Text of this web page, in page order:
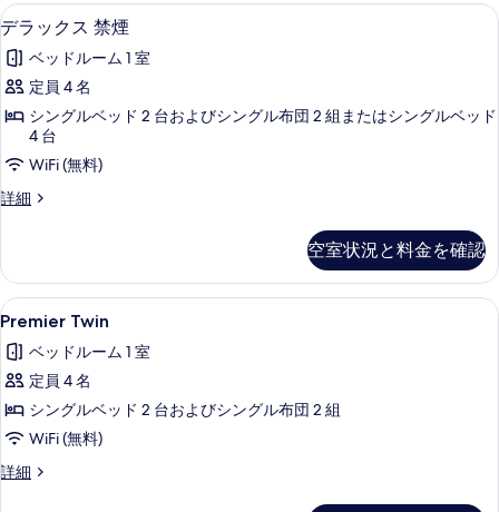
べ
て
の
写
真
を
表
示
る
禁
の
詳
デ
ラ
ッ
ク
禁
煙
べ
て
の
写
真
を
表
示
デラックス 禁煙 | 高級寝具、デスク
15
デラックス 禁煙
ベッドルーム 1 室
定員 4 名
シングルベッド 2 台およびシングル布団 2 組またはシングルベッド
4 台
WiFi (無料)
詳細
デ
ス
禁
煙
詳
細
空室状況と料金を確認
Premier
Twin
の
す
べ
て
の
高級寝具、デスク、アイロン / アイ
15
Premier Twin
ベッドルーム 1 室
定員 4 名
シングルベッド 2 台およびシングル布団 2 組
WiFi (無料)
詳細
Premier